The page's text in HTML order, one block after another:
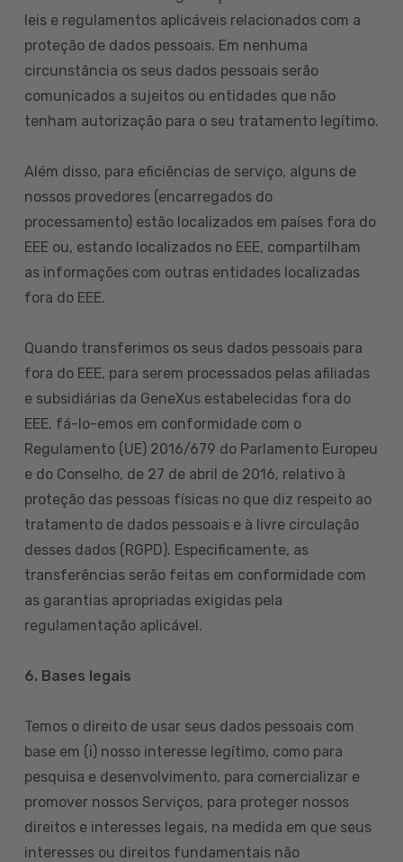
leis e regulamentos aplicáveis relacionados com a
proteção de dados pessoais. Em nenhuma
circunstância os seus dados pessoais serão
comunicados a sujeitos ou entidades que não
tenham autorização para o seu tratamento legítimo.
Além disso, para eficiências de serviço, alguns de
nossos provedores (encarregados do
processamento) estão localizados em países fora do
EEE ou, estando localizados no EEE, compartilham
as informações com outras entidades localizadas
fora do EEE.
Quando transferimos os seus dados pessoais para
fora do EEE, para serem processados pelas afiliadas
e subsidiárias da GeneXus estabelecidas fora do
EEE, fá-lo-emos em conformidade com o
Regulamento (UE) 2016/679 do Parlamento Europeu
e do Conselho, de 27 de abril de 2016, relativo à
proteção das pessoas físicas no que diz respeito ao
tratamento de dados pessoais e à livre circulação
desses dados (RGPD). Especificamente, as
transferências serão feitas em conformidade com
as garantias apropriadas exigidas pela
regulamentação aplicável.
6. Bases legais
Temos o direito de usar seus dados pessoais com
base em (i) nosso interesse legítimo, como para
pesquisa e desenvolvimento, para comercializar e
promover nossos Serviços, para proteger nossos
direitos e interesses legais, na medida em que seus
interesses ou direitos fundamentais não